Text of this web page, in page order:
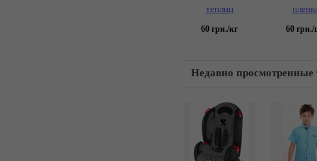
теплиц
60 грн./кг 60 грн./
Недавно просмотренные